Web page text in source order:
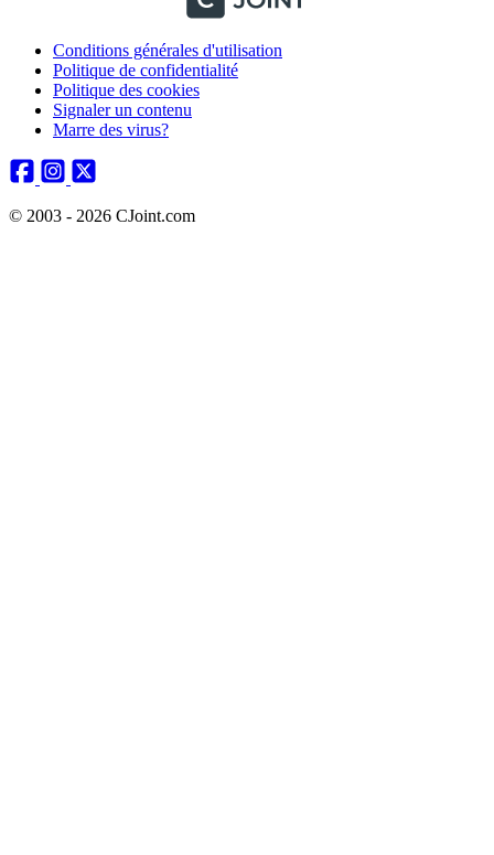
Conditions générales d'utilisation
Politique de confidentialité
Politique des cookies
Signaler un contenu
Marre des virus?
© 2003 - 2026 CJoint.com